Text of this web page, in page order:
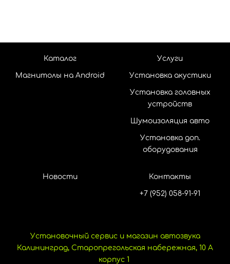
Каталог
Магнитолы на Android
Услуги
Установка акустики
Установка головных
устройств
Шумоизоляция авто
Установка доп.
оборудования
Новости Контакты
+7 (952) 058-91-91
Установочный сервис и магазин автозвука
Калининград, Старопрегольская набережная, 10 А
корпус 1